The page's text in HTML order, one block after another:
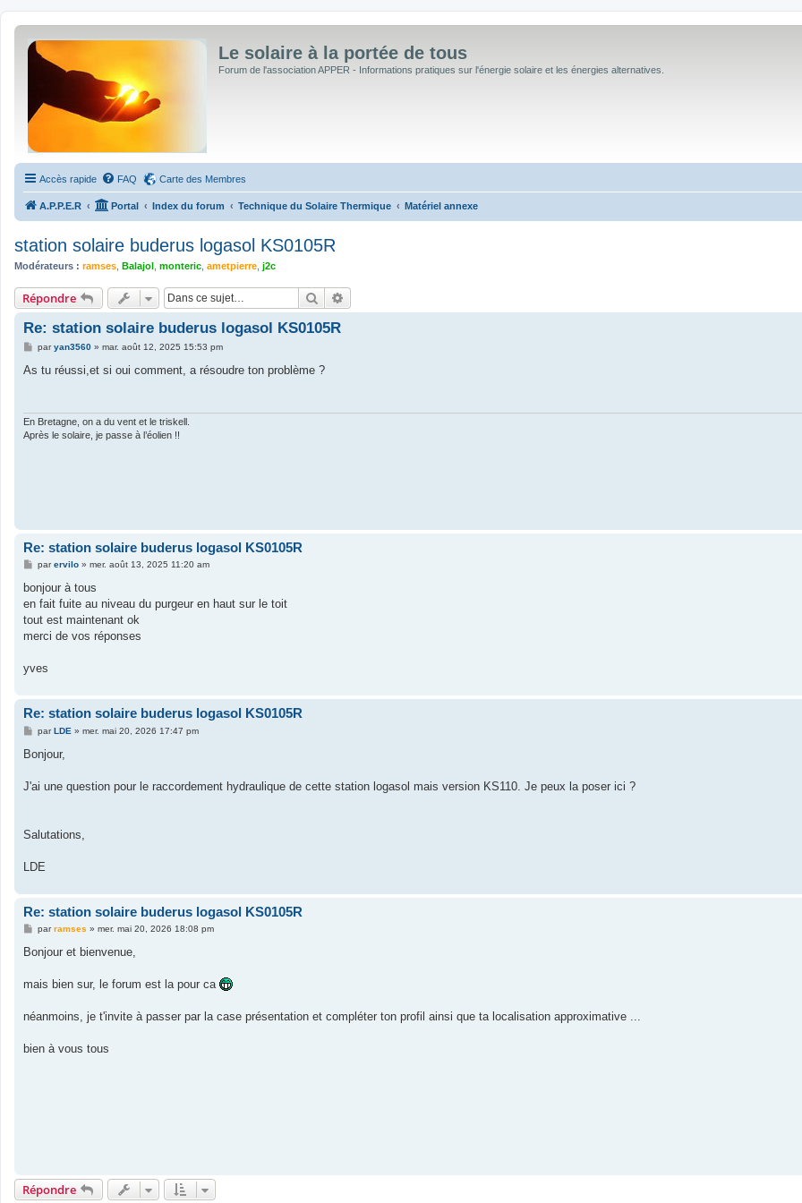
Le solaire à la portée de tous
Forum de l'association APPER - Informations pratiques sur l'énergie solaire et les énergies alternatives.
Accès rapide FAQ Carte des Membres
A.P.P.E.R Portal Index du forum Technique du Solaire Thermique Matériel annexe
station solaire buderus logasol KS0105R
Modérateurs : ramses Balajol monteric ametpierre j2c
Répondre Rechercher
Re: station solaire buderus logasol KS0105R
M
s
paryan3560» mar. août 12, 2025 15:53 pm
As tu réussi,et si oui comment, a résoudre ton problème ?
En Bretagne, on a du vent et le triskell.
Après le solaire, je passe à l’éolien !!
Re: station solaire buderus logasol KS0105R
M
s
a
g
parervilo» mer. août 13, 2025 11:20 am
bonjour à tous
en fait fuite au niveau du purgeur en haut sur le toit
tout est maintenant ok
merci de vos réponses
yves
Re: station solaire buderus logasol KS0105R
M
s
g
parLDE » mer. mai 20, 2026 17:47 pm
Bonjour,
J'ai une question pour le raccordement hydraulique de cette station logasol mais version KS110. Je peux la poser ici ?
Salutations,
LDE
Re: station solaire buderus logasol KS0105R
M
s
g
parramses » mer. mai 20, 2026 18:08 pm
Bonjour et bienvenue,
mais bien sur, le forum est la pour ca
néanmoins, je t'invite à passer par la case présentation et compléter ton profil ainsi que ta localisation approximative ...
bien à vous tous
Répondre